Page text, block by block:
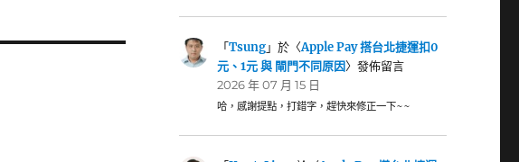
「Tsung」於〈Apple Pay 搭台北捷運扣0
元、1元 與 閘門不同原因〉發佈留言
2026 年 07 月 15 日
哈，感謝提點，打錯字，趕快來修正一下~~